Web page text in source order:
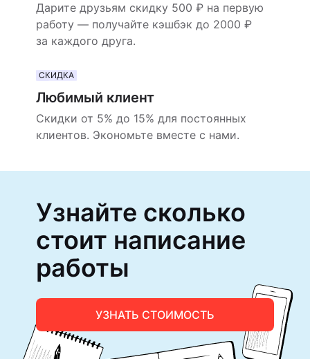
Дарите друзьям скидку 500 ₽ на первую
работу — получайте кэшбэк до 2000 ₽
за каждого друга.
СКИДКА
Любимый клиент
Скидки от 5% до 15% для постоянных
клиентов. Экономьте вместе с нами.
Узнайте сколько
стоит написание
работы
УЗНАТЬ СТОИМОСТЬ